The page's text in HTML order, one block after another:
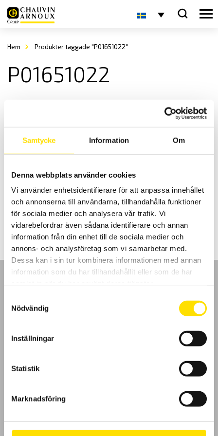
Samtycke Information Om
Denna webbplats använder cookies
Vi använder enhetsidentifierare för att anpassa innehållet
och annonserna till användarna, tillhandahålla funktioner
för sociala medier och analysera vår trafik. Vi
vidarebefordrar även sådana identifierare och annan
information från din enhet till de sociala medier och
annons- och analysföretag som vi samarbetar med.
Dessa kan i sin tur kombinera informationen med annan
information som du har tillhandahållit eller som de har
Nödvändig
Inställningar
Statistik
Marknadsföring
Hem Produkter taggade "P01651022"
P01651022
Tillbehör till CA1510
Tillbehör för inomhuslogger CA1510.
630.00 kr –1,810.00 kr Prisintervall:
630.00 kr
till
1,810.00 kr
LÄS MER